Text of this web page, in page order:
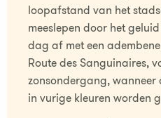
loopafstand van het
meeslepen door het
dag af met een
Route des Sanguinaires,
zonsondergang, wanneer
in vurige kleuren worden